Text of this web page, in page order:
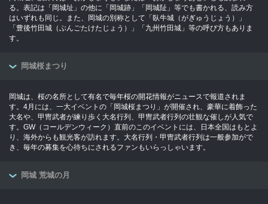
る。表記は「岡城址」の他に「岡城跡」「岡城阯」等でも書かれる、読み方
はいずれも同じ。また、岡城の別称として「臥牛城（がぎゅうじょう）」
「豊後竹田城（ぶんごたけたじょう）」「九州竹田城」等の呼び方もありま
す。
岡城桜まつり
岡城は、桜の名所として有名で毎年桜の開花情報がニュースで報道されま
す。4月には、一大イベントの「岡城桜まつり」が開催され、豪華に着飾った
大名や、甲冑武者が練り歩く大名行列、甲冑武者行列の壮観な催しが人気で
す。GW（コールデンウィーク）直前のこのイベントには、日本全国はもとよ
り、海外からも観光客が訪れます。大名行列・甲冑武者行列は一般参加がで
き、毎年の募集を心待ちにされるファンもいらっしゃいます。
岡城 荒城の月